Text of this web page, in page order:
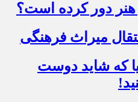
هنر دور کرده است؟
میراث فرهنگی
که شاید دوست